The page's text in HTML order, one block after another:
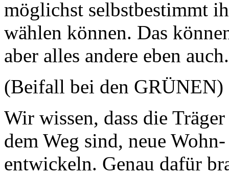
möglichst selbstbestimmt
wählen können. Das
aber alles andere eben auch.
(Beifall bei den GRÜNEN)
Wir wissen, dass die
dem Weg sind, neue
entwickeln. Genau dafür